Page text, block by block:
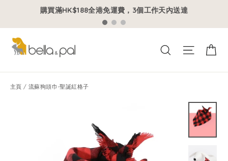
內
購買滿HK$188全港免運費，3個工作天內送達
search 網站導
主頁 / 流蘇狗頭巾-聖誕紅格子